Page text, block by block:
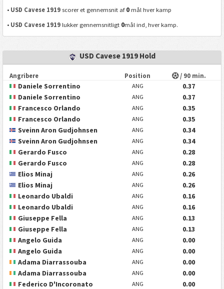
• USD Cavese 1919 scorer et gennemsnit af 0 mål hver kamp
• USD Cavese 1919 lukker gennemsnitligt 0mål ind, hver kamp.
USD Cavese 1919 Hold
Angribere Position / 90 min.
Daniele Sorrentino ANG
0.37
Daniele Sorrentino
ANG
0.37
Francesco Orlando
ANG
0.35
Francesco Orlando
ANG
0.35
Sveinn Aron Gudjohnsen
ANG
0.34
Sveinn Aron Gudjohnsen
ANG
0.34
Gerardo Fusco
ANG
0.28
Gerardo Fusco
ANG
0.28
Elios Minaj
ANG
0.26
Elios Minaj
ANG
0.26
Leonardo Ubaldi
ANG
0.16
Leonardo Ubaldi
ANG
0.16
Giuseppe Fella
ANG
0.13
Giuseppe Fella
ANG
0.13
Angelo Guida
ANG
0.00
Angelo Guida
ANG
0.00
Adama Diarrassouba
ANG
0.00
Adama Diarrassouba
ANG
0.00
Federico D'Incoronato
ANG
0.00